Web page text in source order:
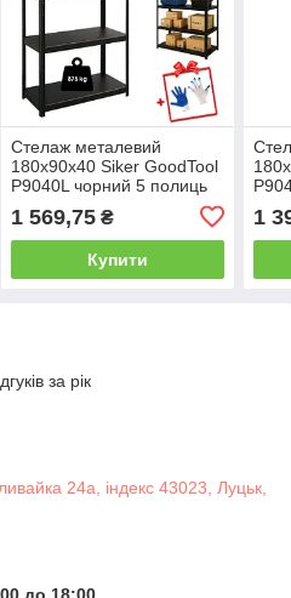
Стелаж металевий
180х90х40 Siker GoodTool
P9040L чорний 5 полиць
1 569,75₴
Купити
1
за рік
24а, індекс 43023, Луцьк,